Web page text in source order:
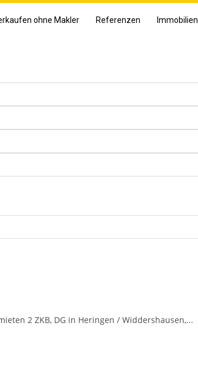
ohne Makler Referenzen Immobilien
2 ZKB, DG in Heringen / Widdershausen,...